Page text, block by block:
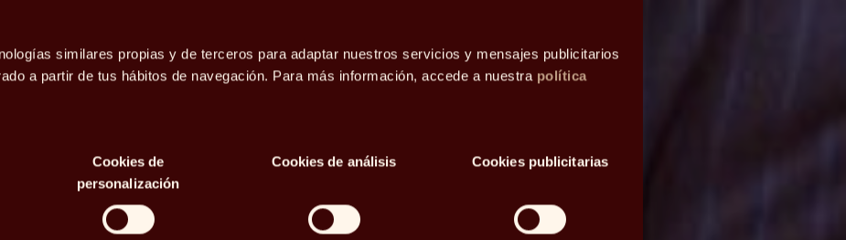
similares propias y de terceros para adaptar nuestros servicios y mensajes publicitarios
a partir de tus hábitos de navegación. Para más información, accede a nuestra política
Cookies de
personalización
Cookies de análisis Cookies publicitarias
y
los